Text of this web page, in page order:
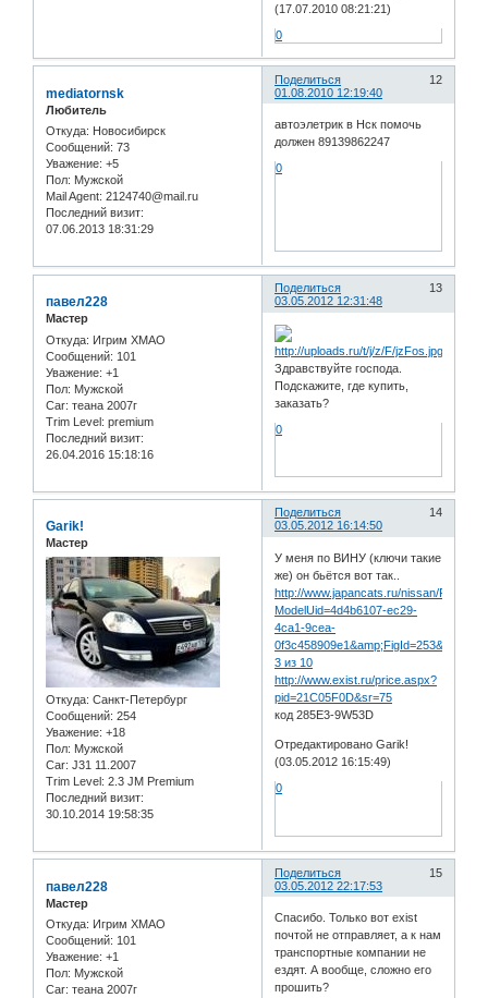
(17.07.2010 08:21:21)
0
Поделиться
12
01.08.2010 12:19:40
mediatornsk
Любитель
Откуда: Новосибирск
Сообщений: 73
Уважение: +5
Пол: Мужской
Mail Agent: 2124740@mail.ru
Последний визит:
07.06.2013 18:31:29
автоэлетрик в Нск помочь
должен 89139862247
0
Поделиться
13
03.05.2012 12:31:48
павел228
Мастер
Откуда: Игрим ХМАО
Сообщений: 101
Уважение: +1
Пол: Мужской
Car: теана 2007г
Trim Level: premium
Последний визит:
26.04.2016 15:18:16
Здравствуйте господа.
Подскажите, где купить,
заказать?
0
Поделиться
14
03.05.2012 16:14:50
Garik!
Мастер
Откуда: Санкт-Петербург
Сообщений: 254
Уважение: +18
Пол: Мужской
Car: J31 11.2007
Trim Level: 2.3 JM Premium
Последний визит:
30.10.2014 19:58:35
У меня по ВИНУ (ключи такие
же) он бьётся вот так..
http://www.japancats.ru/nissan/
ModelUid=4d4b6107-ec29-
4ca1-9cea-
3 из 10
http://www.exist.ru/price.aspx?
pid=21C05F0D&sr=75
код 285E3-9W53D
Отредактировано Garik!
(03.05.2012 16:15:49)
0
Поделиться
15
03.05.2012 22:17:53
павел228
Мастер
Откуда: Игрим ХМАО
Сообщений: 101
Уважение: +1
Пол: Мужской
Car: теана 2007г
Спасибо. Только вот exist
почтой не отправляет, а к нам
транспортные компании не
ездят. А вообще, сложно его
прошить?